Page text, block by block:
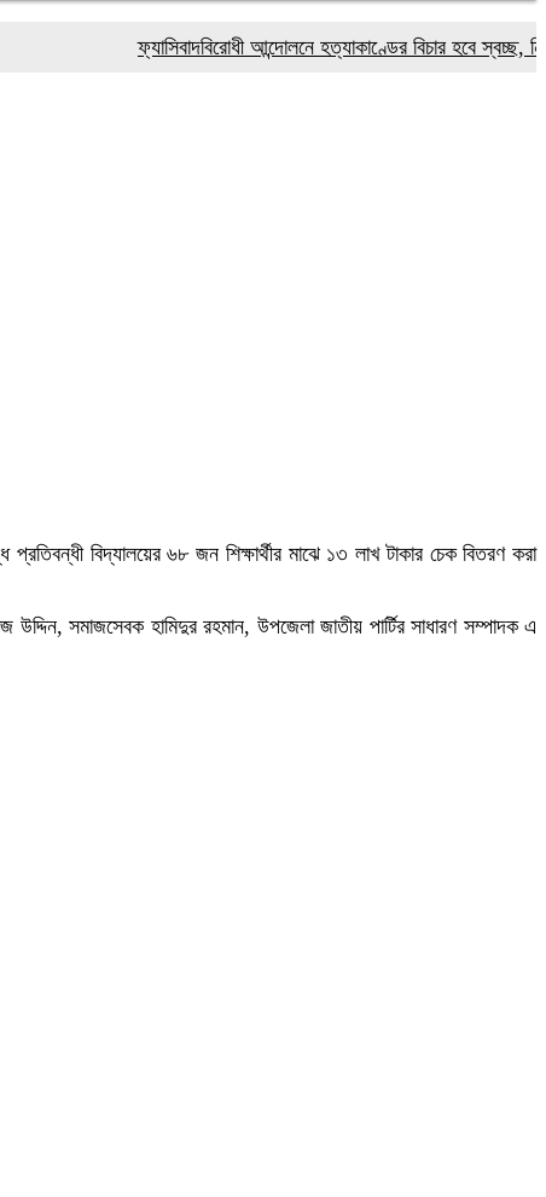
ফ্যাসিবাদবিরোধী আন্দোলনে হত্যাকাণ্ডের বিচার হবে স্বচ্ছ, নিরপেক্ষ
বিদ্যালয়ের ৬৮ জন শিক্ষার্থীর মাঝে ১৩ লাখ টাকার চেক বিতরণ করা
উদ্দিন, সমাজসেবক হামিদুর রহমান, উপজেলা জাতীয় পার্টির সাধারণ সম্পাদক এ